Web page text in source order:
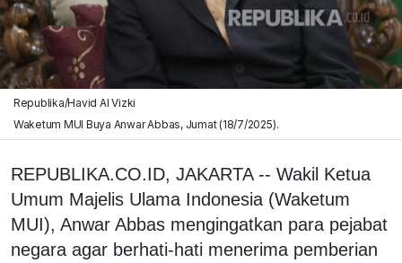
Republika/Havid Al Vizki
Waketum MUI Buya Anwar Abbas, Jumat (18/7/2025).
REPUBLIKA.CO.ID, JAKARTA -- Wakil Ketua
Umum Majelis Ulama Indonesia (Waketum
MUI), Anwar Abbas mengingatkan para pejabat
negara agar berhati-hati menerima pemberian